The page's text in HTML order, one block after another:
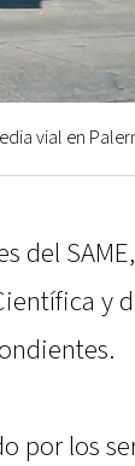
vial en
del
y
por los